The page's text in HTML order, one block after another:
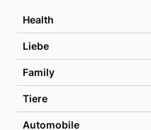
Health
Liebe
Family
Tiere
Automobile